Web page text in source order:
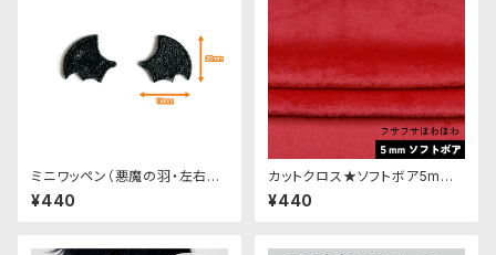
ミニワッペン（悪魔の羽・左右セ
ット）
¥440
カットクロス★ソフトボア5mm
(レッド)LB007 ボア生地 50c
m × 45cm
¥440